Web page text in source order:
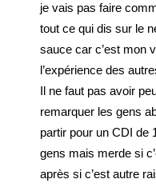
je vais pas faire
tout ce qui dis sur le
sauce car c’est mon
l’expérience des
Il ne faut pas avoir
remarquer les gens
partir pour un CDI de
gens mais merde si
après si c’est autre